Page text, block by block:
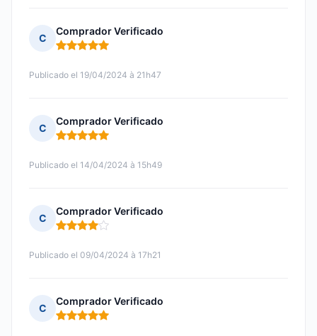
C
Comprador Verificado
Nota: 5 de 5
Publicado el 19/04/2024 à 21h47
C
Comprador Verificado
Nota: 5 de 5
Publicado el 14/04/2024 à 15h49
C
Comprador Verificado
Nota: 4 de 5
Publicado el 09/04/2024 à 17h21
C
Comprador Verificado
Nota: 5 de 5